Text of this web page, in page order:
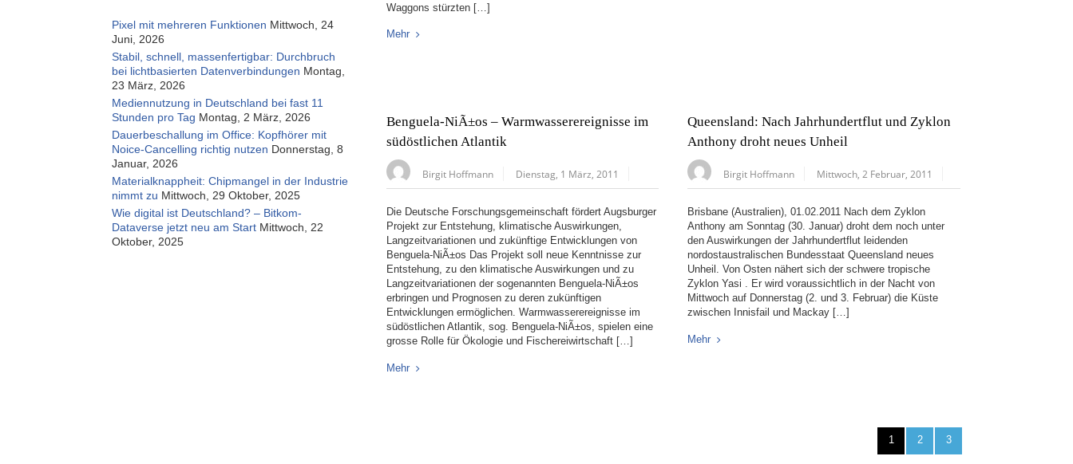
Waggons stürzten […]
Mehr
Benguela-NiÃ±os – Warmwasserereignisse im
südöstlichen Atlantik
Birgit Hoffmann Dienstag, 1 März, 2011
Die Deutsche Forschungsgemeinschaft fördert Augsburger
Projekt zur Entstehung, klimatische Auswirkungen,
Langzeitvariationen und zukünftige Entwicklungen von
Benguela-NiÃ±os Das Projekt soll neue Kenntnisse zur
Entstehung, zu den klimatische Auswirkungen und zu
Langzeitvariationen der sogenannten Benguela-NiÃ±os
erbringen und Prognosen zu deren zukünftigen
Entwicklungen ermöglichen. Warmwasserereignisse im
südöstlichen Atlantik, sog. Benguela-NiÃ±os, spielen eine
grosse Rolle für Ökologie und Fischereiwirtschaft […]
Mehr
Queensland: Nach Jahrhundertflut und Zyklon
Anthony droht neues Unheil
Birgit Hoffmann Mittwoch, 2 Februar, 2011
Brisbane (Australien), 01.02.2011 Nach dem Zyklon
Anthony am Sonntag (30. Januar) droht dem noch unter
den Auswirkungen der Jahrhundertflut leidenden
nordostaustralischen Bundesstaat Queensland neues
Unheil. Von Osten nähert sich der schwere tropische
Zyklon Yasi . Er wird voraussichtlich in der Nacht von
Mittwoch auf Donnerstag (2. und 3. Februar) die Küste
zwischen Innisfail und Mackay […]
Mehr
1 2 3
Pixel mit mehreren Funktionen Mittwoch, 24
Juni, 2026
Stabil, schnell, massenfertigbar: Durchbruch
bei lichtbasierten Datenverbindungen Montag,
23 März, 2026
Mediennutzung in Deutschland bei fast 11
Stunden pro Tag Montag, 2 März, 2026
Dauerbeschallung im Office: Kopfhörer mit
Noice-Cancelling richtig nutzen Donnerstag, 8
Januar, 2026
Materialknappheit: Chipmangel in der Industrie
nimmt zu Mittwoch, 29 Oktober, 2025
Wie digital ist Deutschland? – Bitkom-
Dataverse jetzt neu am Start Mittwoch, 22
Oktober, 2025